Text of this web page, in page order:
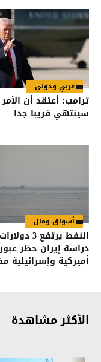
عربي ودولي
ترامب: أعتقد أن الأمر
سينتهي قريبا جدا
أسواق ومال
النفط يرتفع 3
دراسة إيران حظر
أميركية وإسرائيلية
الأكثر مشاهدة